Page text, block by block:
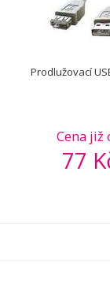
Cena již
77
Prodlužovací